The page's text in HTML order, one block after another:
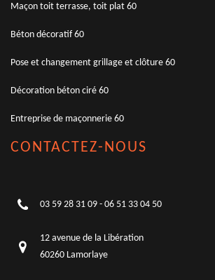
Maçon toit terrasse, toit plat 60
Béton décoratif 60
Pose et changement grillage et clôture 60
Décoration béton ciré 60
Entreprise de maçonnerie 60
CONTACTEZ-NOUS
03 59 28 31 09 - 06 51 33 04 50
12 avenue de la Libération
60260 Lamorlaye